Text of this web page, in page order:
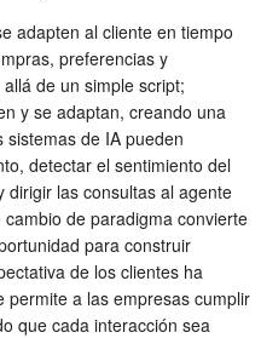
adapten al cliente en tiempo
preferencias y
de un simple script;
y se adaptan, creando una
sistemas de IA pueden
detectar el sentimiento del
dirigir las consultas al agente
de paradigma convierte
para construir
de los clientes ha
permite a las empresas cumplir
que cada interacción sea